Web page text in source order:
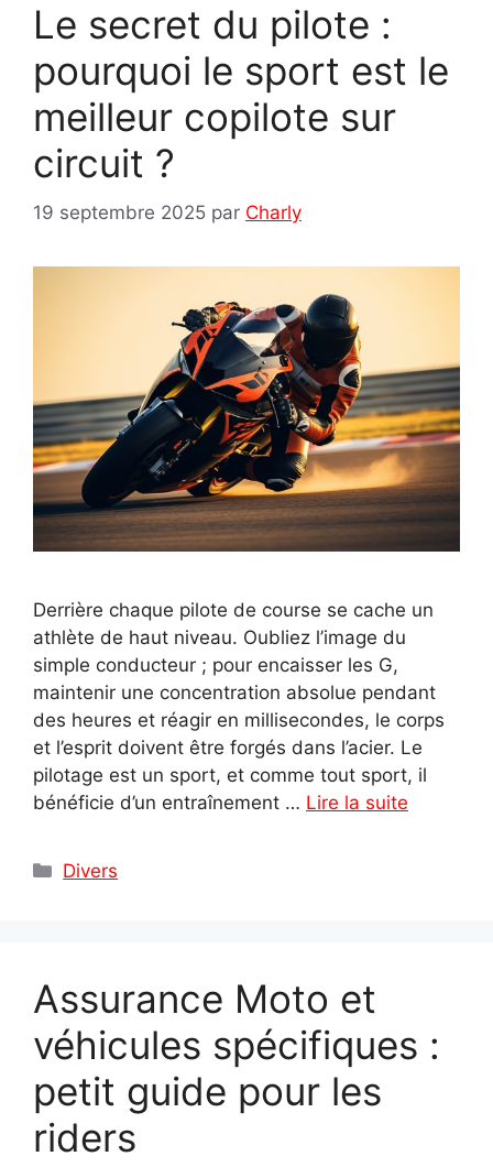
Le secret du pilote :
pourquoi le sport est le
meilleur copilote sur
circuit ?
19 septembre 2025 par Charly
Derrière chaque pilote de course se cache un
athlète de haut niveau. Oubliez l’image du
simple conducteur ; pour encaisser les G,
maintenir une concentration absolue pendant
des heures et réagir en millisecondes, le corps
et l’esprit doivent être forgés dans l’acier. Le
pilotage est un sport, et comme tout sport, il
bénéficie d’un entraînement … Lire la suite
Catégories
Divers
Assurance Moto et
véhicules spécifiques :
petit guide pour les
riders